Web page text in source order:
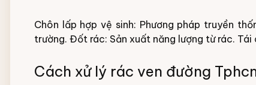
Chôn lấp hợp vệ sinh: Phương pháp truyền
trường. Đốt rác: Sản xuất năng lượng từ rác. Tái
Cách xử lý rác ven đường